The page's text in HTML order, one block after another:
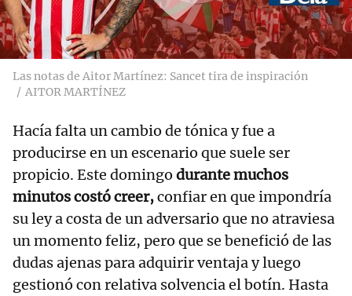
Las notas de Aitor Martínez: Sancet tira de inspiración
AITOR MARTÍNEZ
Hacía falta un cambio de tónica y fue a
producirse en un escenario que suele ser
propicio. Este domingo durante muchos
minutos costó creer,confiar en que impondría
su ley a costa de un adversario que no atraviesa
un momento feliz, pero que se benefició de las
dudas ajenas para adquirir ventaja y luego
gestionó con relativa solvencia el botín. Hasta